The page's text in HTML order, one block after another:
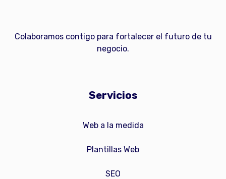
Colaboramos contigo para fortalecer el futuro de tu
negocio.
Servicios
Web a la medida
Plantillas Web
SEO